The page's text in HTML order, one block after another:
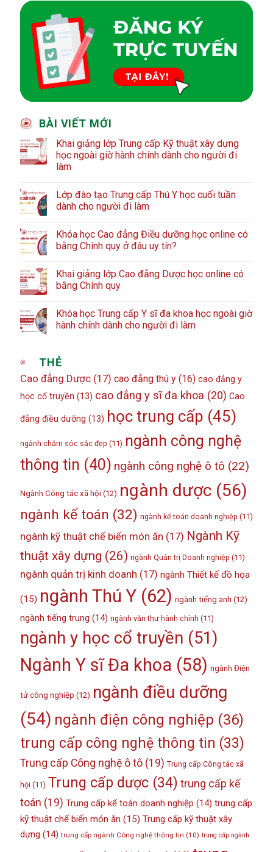
BÀI VIẾT MỚI
Khai giảng lớp Trung cấp Kỹ thuật xây dựng
học ngoài giờ hành chính dành cho người đi
làm
Lớp đào tạo Trung cấp Thú Y học cuối tuần
dành cho người đi làm
Khóa học Cao đẳng Điều dưỡng học online có
bằng Chính quy ở đâu uy tín?
Khai giảng lớp Cao đẳng Dược học online có
bằng Chính quy
Khóa học Trung cấp Y sĩ đa khoa học ngoài giờ
hành chính dành cho người đi làm
THẺ
Cao đẳng Dược(17) cao đẳng thú y(16) cao đẳng y
học cổ truyền (13) cao đẳng y sĩ đa khoa (20) Cao
đẳng điều dưỡng (13) học trung cấp (45)
ngành chăm sóc sắc đẹp (11) ngành công nghệ
thông tin (40) ngành công nghệ ô tô (22)
Ngành Công tác xã hội(12) ngành dược(56)
ngành kế toán (32) ngành kế toán doanh nghiệp (11)
ngành kỹ thuật chế biến món ăn (17) Ngành Kỹ
thuật xây dựng (26) ngành Quản trị Doanh nghiệp (11)
ngành quản trị kinh doanh (17) ngành Thiết kế đồ họa
(15) ngành Thú Y(62) ngành tiếng anh (12)
ngành tiếng trung (14) ngành văn thư hành chính (11)
ngành y học cổ truyền (51)
Ngành Y sĩ Đa khoa (58) ngành Điện
tử công nghiệp (12) ngành điều dưỡng
(54) ngành điện công nghiệp (36)
trung cấp công nghệ thông tin (33)
Trung cấp Công nghệ ô tô(19) Trung cấp Công tác xã
hội (11) Trung cấp dược(34) trung cấp kế
toán (19) Trung cấp kế toán doanh nghiệp (14) trung cấp
kỹ thuật chế biến món ăn (15) Trung cấp kỹ thuật xây
dựng (14) trung cấp ngành Công nghệ thông tin (10) trung cấp ngành